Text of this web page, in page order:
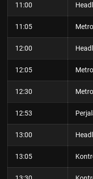
11:00
11:05
12:00
12:05
12:30
12:53
13:00
13:05